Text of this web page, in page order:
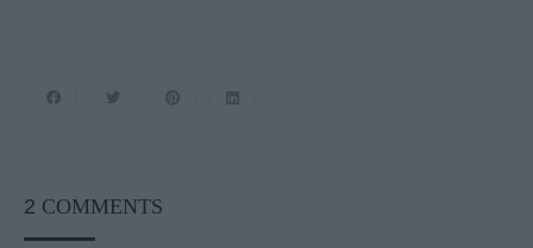
2 COMMENTS